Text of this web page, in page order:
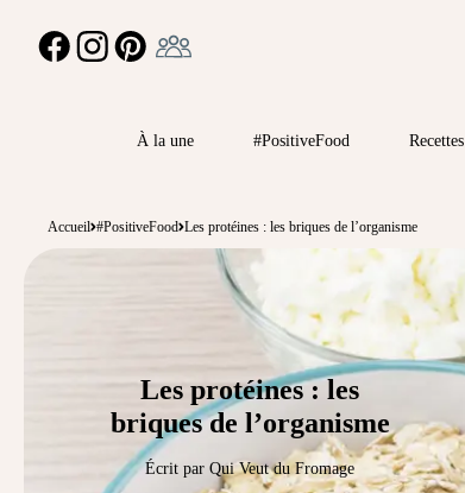
FACEBOOKINSTAGRAMPINTEREST
À la une #PositiveFood Recettes
Accueil #PositiveFood Les protéines : les briques de l’organisme
Les protéines : les
briques de l’organisme
Écrit par Qui Veut du Fromage